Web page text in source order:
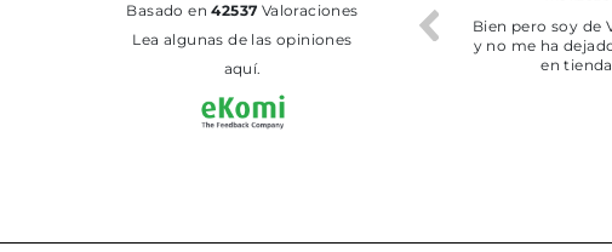
basado en42537 Valoraciones
Lea algunas de las opiniones
aquí.
de perfecta calidad
Bien pero soy de Vilafranca
y no me ha dejado recoger